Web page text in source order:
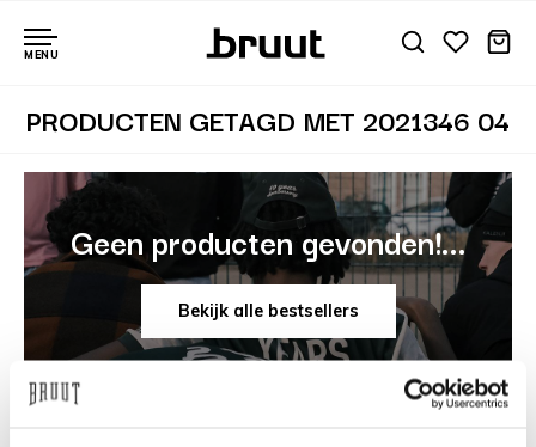
MENU
PRODUCTEN GETAGD MET 2021346 04
Geen producten gevonden!...
Bekijk alle bestsellers